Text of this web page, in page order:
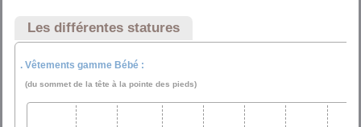
Les différentes statures
. Vêtements gamme Bébé :
(du sommet de la tête à la pointe des pieds)